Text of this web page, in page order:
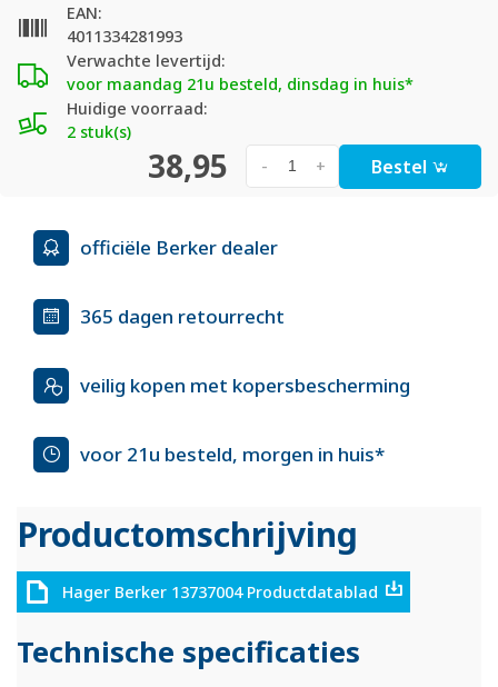
Verwachte levertijd:
voor maandag 21u besteld, dinsdag in huis*
Huidige voorraad:
2 stuk(s)
EAN:
4011334281993
38,95 +
- Bestel
officiële Berker dealer
365 dagen retourrecht
veilig kopen met kopersbescherming
voor 21u besteld, morgen in huis*
Productomschrijving
Hager Berker 13737004 Productdatablad
Technische specificaties